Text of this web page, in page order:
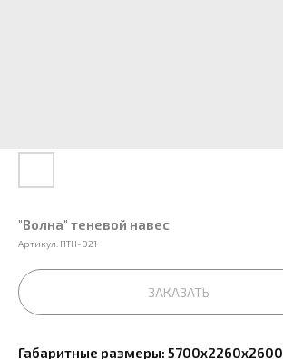
"Волна" теневой навес
Артикул: ПТН-021
ЗАКАЗАТЬ
Габаритные размеры: 5700х2260х2600